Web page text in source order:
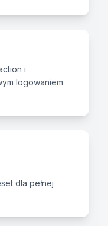
i
logowaniem
dla pełnej